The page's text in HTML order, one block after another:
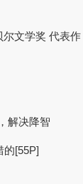
尔文学奖 代表
解决降智
的[55P]